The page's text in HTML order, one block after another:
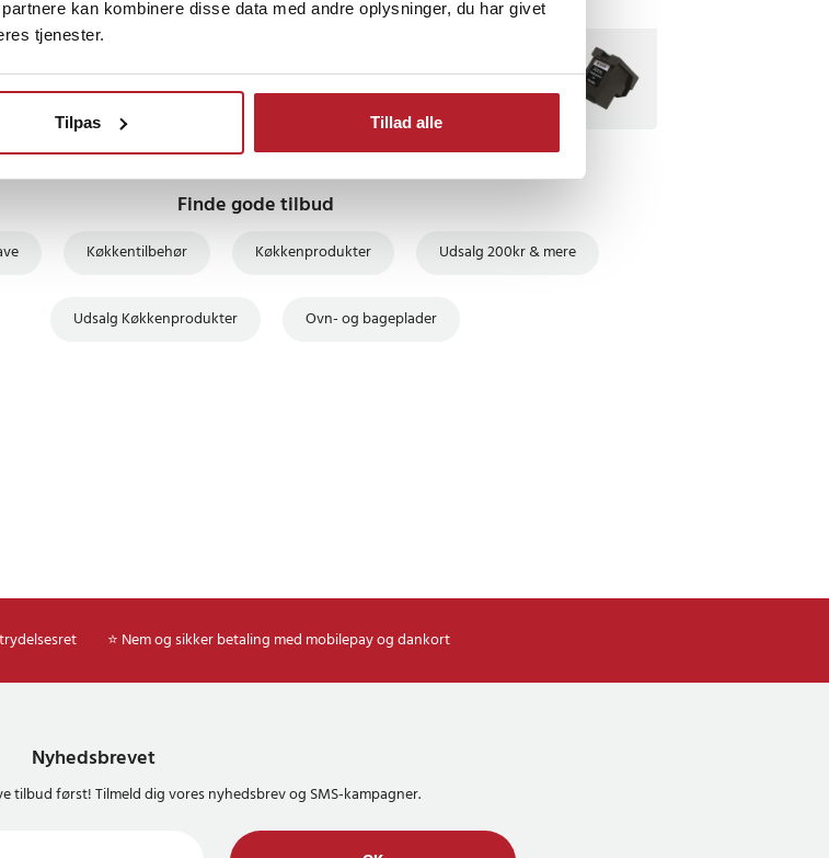
kan kombinere disse data med andre oplysninger, du har givet
tjenester.
Tilpas Tillad alle
Finde gode tilbud
Køkkentilbehør Køkkenprodukter Udsalg 200kr & mere
Udsalg Køkkenprodukter Ovn- og bageplader
⭐ Nem og sikker betaling med mobilepay og dankort
Nyhedsbrevet
tilbud først! Tilmeld dig vores nyhedsbrev og SMS-kampagner.